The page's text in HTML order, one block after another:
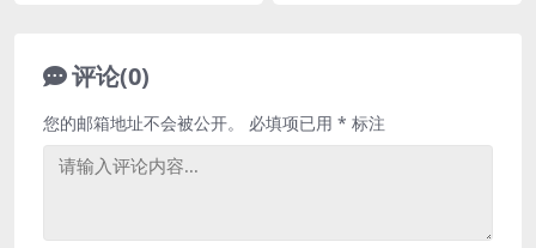
评论(0)
您的邮箱地址不会被公开。 必填项已用 * 标注